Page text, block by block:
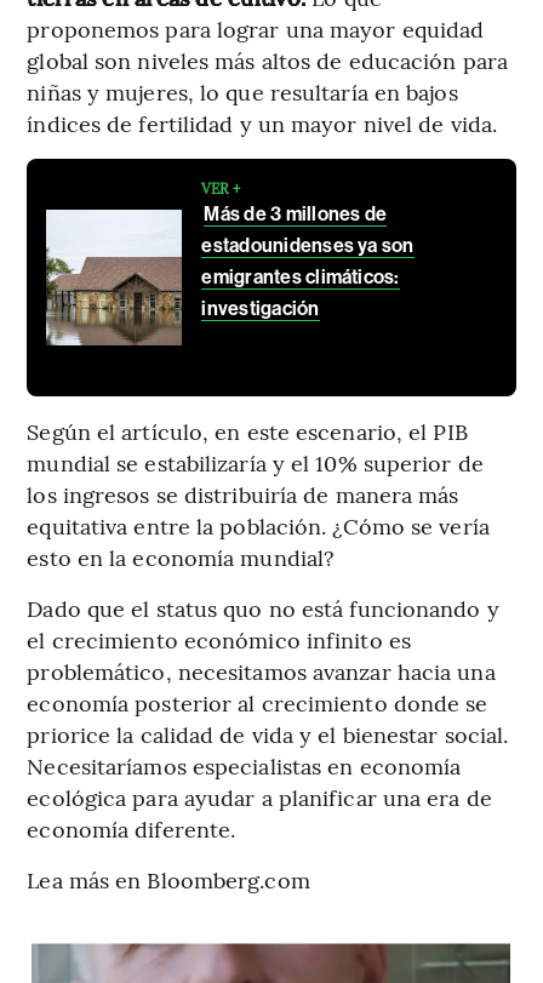
proponemos para lograr una mayor equidad
global son niveles más altos de educación para
niñas y mujeres, lo que resultaría en bajos
índices de fertilidad y un mayor nivel de vida.
VER +
Más de 3 millones de
estadounidenses ya son
emigrantes climáticos:
investigación
Según el artículo, en este escenario, el PIB
mundial se estabilizaría y el 10% superior de
los ingresos se distribuiría de manera más
equitativa entre la población. ¿Cómo se vería
esto en la economía mundial?
Dado que el status quo no está funcionando y
el crecimiento económico infinito es
problemático, necesitamos avanzar hacia una
economía posterior al crecimiento donde se
priorice la calidad de vida y el bienestar social.
Necesitaríamos especialistas en economía
ecológica para ayudar a planificar una era de
economía diferente.
Lea más en Bloomberg.com